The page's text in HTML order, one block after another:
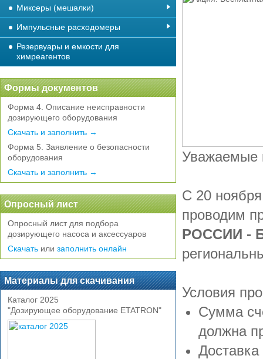
Уважаемые
С 20
проводим
РОССИИ -
Условия
Сумма
должна
Миксеры (мешалки)
Импульсные расходомеры
Резервуары и емкости для
химреагентов
Формы документов
Форма 4. Описание неисправности
дозирующего оборудования
Скачать и заполнить →
Форма 5. Заявление о безопасности
оборудования
Скачать и заполнить →
Опросный лист
Опросный лист для подбора
дозирующего насоса и аксессуаров
Скачать или заполнить онлайн
Материалы для скачивания
Каталог 2025
"Дозирующее оборудование ETATRON"